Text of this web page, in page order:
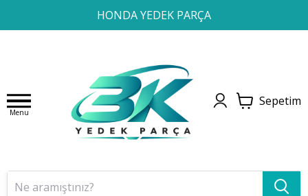
HONDA YEDEK PARÇA
1 2 3 4
Menu
Sepetim